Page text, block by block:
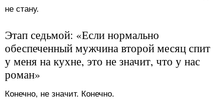
не стану.
Этап седьмой: «Если нормально
обеспеченный мужчина второй месяц спит
у меня на кухне, это не значит, что у нас
роман»
Конечно, не значит. Конечно.